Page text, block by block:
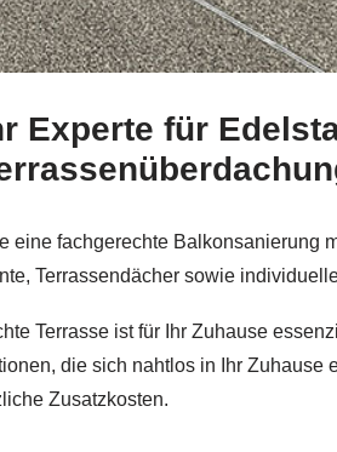
✓Aluminium Geländerbau,
Experte für
fachgerechte Balkonsanierung
Terrassendächer sowie
Terrasse ist für Ihr Zuhause
die sich nahtlos in Ihr Zuhause
Zusatzkosten.